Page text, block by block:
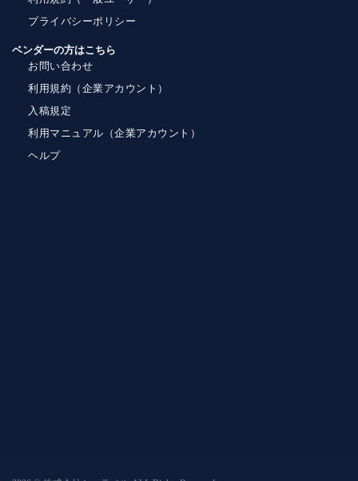
プライバシーポリシー
ベンダーの方はこちら
お問い合わせ
利用規約（企業アカウント）
入稿規定
利用マニュアル（企業アカウント）
ヘルプ